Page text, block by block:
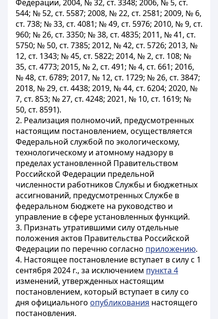
Федерации, 2004, № 32, ст. 3348; 2006, № 5, ст.
544; № 52, ст. 5587; 2008, № 22, ст. 2581; 2009, № 6,
ст. 738; № 33, ст. 4081; № 49, ст. 5976; 2010, № 9, ст.
960; № 26, ст. 3350; № 38, ст. 4835; 2011, № 41, ст.
5750; № 50, ст. 7385; 2012, № 42, ст. 5726; 2013, №
12, ст. 1343; № 45, ст. 5822; 2014, № 2, ст. 108; №
35, ст. 4773; 2015, № 2, ст. 491; № 4, ст. 661; 2016,
№ 48, ст. 6789; 2017, № 12, ст. 1729; № 26, ст. 3847;
2018, № 29, ст. 4438; 2019, № 44, ст. 6204; 2020, №
7, ст. 853; № 27, ст. 4248; 2021, № 10, ст. 1619; №
50, ст. 8591).
2. Реализация полномочий, предусмотренных
настоящим постановлением, осуществляется
Федеральной службой по экологическому,
технологическому и атомному надзору в
пределах установленной Правительством
Российской Федерации предельной
численности работников Службы и бюджетных
ассигнований, предусмотренных Службе в
федеральном бюджете на руководство и
управление в сфере установленных функций.
3. Признать утратившими силу отдельные
положения актов Правительства Российской
Федерации по перечню согласно приложению.
4. Настоящее постановление вступает в силу с 1
сентября 2024 г., за исключением пункта 4
изменений, утвержденных настоящим
постановлением, который вступает в силу со
дня официального опубликования настоящего
постановления.